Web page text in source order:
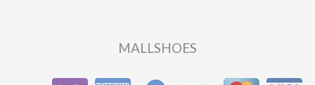
MALLSHOES